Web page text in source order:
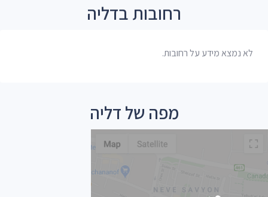
רחובות בדליה
לא נמצא מידע על רחובות.
מפה של דליה